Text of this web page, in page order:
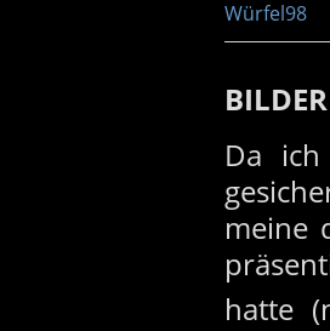
Würfel98
Da
meine
hatte